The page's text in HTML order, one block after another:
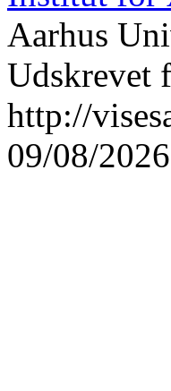
Aarhus
Udskrevet
http://
09/08/